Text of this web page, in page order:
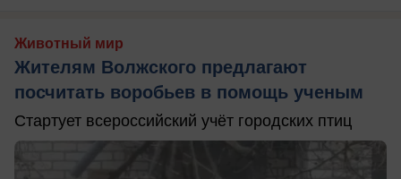
Животный мир
Жителям Волжского предлагают
посчитать воробьев в помощь ученым
Стартует всероссийский учёт городских птиц